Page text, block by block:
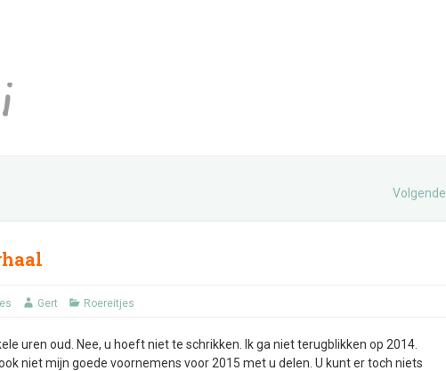
Volgende
Gert Roereitjes
uren oud. Nee, u hoeft niet te schrikken. Ik ga niet terugblikken op 2014.
niet mijn goede voornemens voor 2015 met u delen. U kunt er toch niets